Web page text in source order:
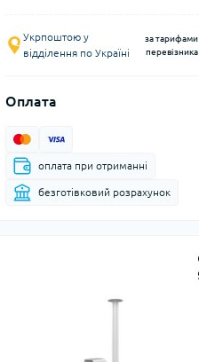
Укрпоштою у
відділення по Україні
за тарифами
перевізника
Оплата
оплата при отриманні
безготівковий розрахунок